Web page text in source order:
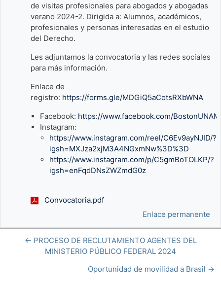
de visitas profesionales para abogados y abogadas
verano 2024-2. Dirigida a: Alumnos, académicos,
profesionales y personas interesadas en el estudio
del Derecho.
Les adjuntamos la convocatoria y las redes sociales
para más información.
Enlace de
registro: https://forms.gle/MDGiQ5aCotsRXbWNA
Facebook: https://www.facebook.com/
Instagram:
https://www.instagram.com/reel/C6Ev9ayNJID/?
igsh=MXJza2xjM3A4NGxmNw%3D%3D
https://www.instagram.com/p/C5gmBoTOLKP/?
igsh=enFqdDNsZWZmdG0z
Convocatoria.pdf
Enlace permanente
← PROCESO DE RECLUTAMIENTO AGENTES DEL
MINISTERIO PÚBLICO FEDERAL 2024
Oportunidad de movilidad a Brasil →